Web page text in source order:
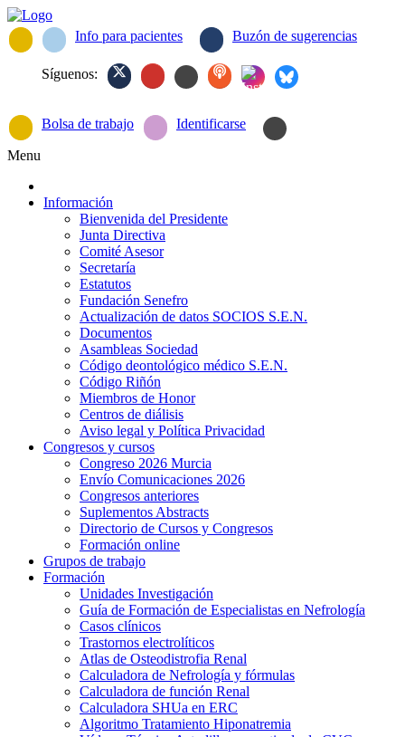
Info para pacientes Buzón de sugerencias
Síguenos:
Bolsa de trabajo Identificarse
Menu
Información
Bienvenida del Presidente
Junta Directiva
Comité Asesor
Secretaría
Estatutos
Fundación Senefro
Actualización de datos SOCIOS S.E.N.
Documentos
Asambleas Sociedad
Código deontológico médico S.E.N.
Código Riñón
Miembros de Honor
Centros de diálisis
Aviso legal y Política Privacidad
Congresos y cursos
Congreso 2026 Murcia
Envío Comunicaciones 2026
Congresos anteriores
Suplementos Abstracts
Directorio de Cursos y Congresos
Formación online
Grupos de trabajo
Formación
Unidades Investigación
Guía de Formación de Especialistas en Nefrología
Casos clínicos
Trastornos electrolíticos
Atlas de Osteodistrofia Renal
Calculadora de Nefrología y fórmulas
Calculadora de función Renal
Calculadora SHUa en ERC
Algoritmo Tratamiento Hiponatremia